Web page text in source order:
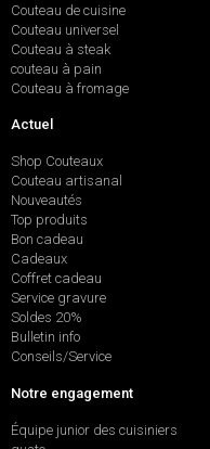
Couteau de cuisine
Couteau universel
Couteau à steak
couteau à pain
Couteau à fromage
Actuel
Shop Couteaux
Couteau artisanal
Nouveautés
Top produits
Bon cadeau
Cadeaux
Coffret cadeau
Service gravure
Soldes 20%
Bulletin info
Conseils/Service
Notre engagement
Équipe junior des cuisiniers